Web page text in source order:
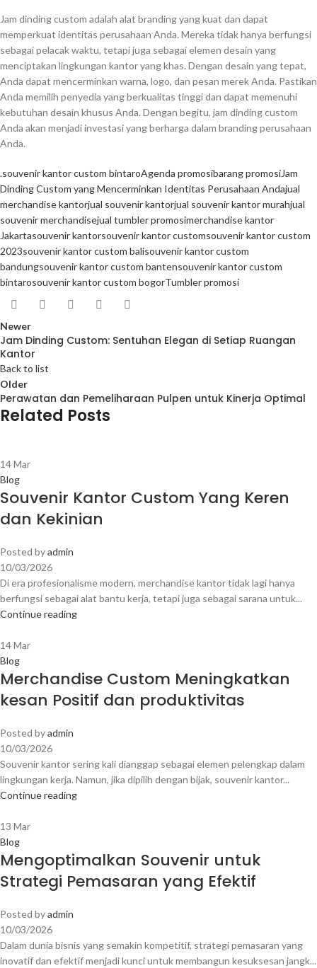
Jam dinding custom adalah alat branding yang kuat dan dapat
memperkuat identitas perusahaan Anda. Mereka tidak hanya berfungsi
sebagai pelacak waktu, tetapi juga sebagai elemen desain yang
menciptakan lingkungan kantor yang khas. Dengan desain yang tepat,
Anda dapat mencerminkan warna, logo, dan pesan merek Anda. Pastikan
Anda memilih penyedia yang berkualitas tinggi dan dapat memenuhi
kebutuhan desain khusus Anda. Dengan begitu, jam dinding custom
Anda akan menjadi investasi yang berharga dalam branding perusahaan
Anda.
.souvenir kantor custom bintaroAgenda promosibarang promosiJam
Dinding Custom yang Mencerminkan Identitas Perusahaan Andajual
merchandise kantorjual souvenir kantorjual souvenir kantor murahjual
souvenir merchandisejual tumbler promosimerchandise kantor
Jakartasouvenir kantorsouvenir kantor customsouvenir kantor custom
2023souvenir kantor custom balisouvenir kantor custom
bandungsouvenir kantor custom bantensouvenir kantor custom
bintarosouvenir kantor custom bogorTumbler promosi
Newer
Jam Dinding Custom: Sentuhan Elegan di Setiap Ruangan
Kantor
Back to list
Older
Perawatan dan Pemeliharaan Pulpen untuk Kinerja Optimal
Related Posts
14Mar
Blog
Souvenir Kantor Custom Yang Keren
dan Kekinian
Posted byadmin
10/03/2026
Di era profesionalisme modern, merchandise kantor tidak lagi hanya
berfungsi sebagai alat bantu kerja, tetapi juga sebagai sarana untuk...
Continue reading
14Mar
Blog
Merchandise Custom Meningkatkan
kesan Positif dan produktivitas
Posted byadmin
10/03/2026
Souvenir kantor sering kali dianggap sebagai elemen pelengkap dalam
lingkungan kerja. Namun, jika dipilih dengan bijak, souvenir kantor...
Continue reading
13 Mar
Blog
Mengoptimalkan Souvenir untuk
Strategi Pemasaran yang Efektif
Posted byadmin
10/03/2026
Dalam dunia bisnis yang semakin kompetitif, strategi pemasaran yang
inovatif dan efektif menjadi kunci untuk membangun kesuksesan jangk...